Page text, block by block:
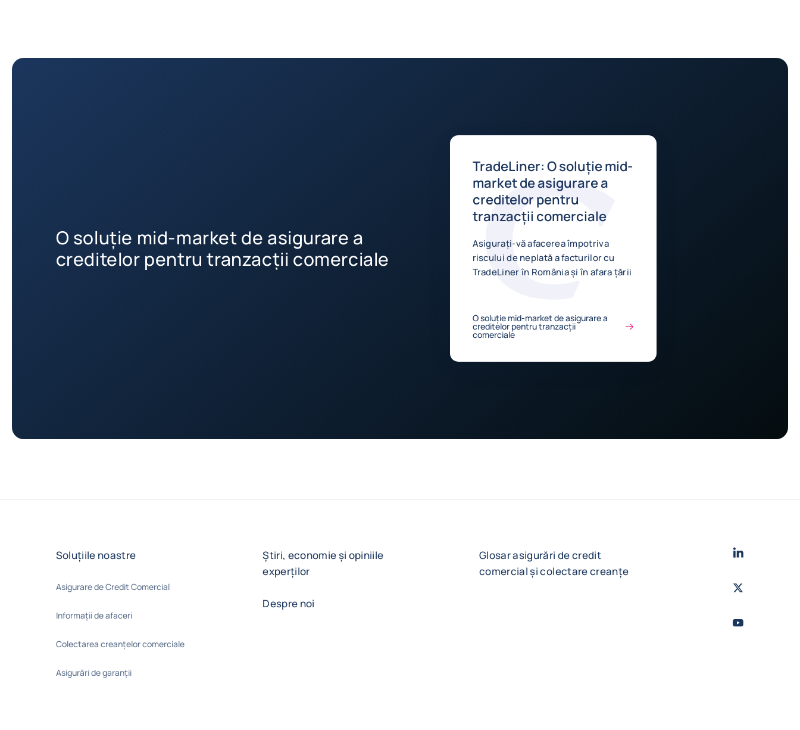
O soluție mid-market de asigurare a
creditelor pentru tranzacții comerciale
TradeLiner: O soluție mid-
market de asigurare a
creditelor pentru
tranzacții comerciale
Asigurați-vă afacerea împotriva
riscului de neplată a facturilor cu
TradeLiner în România și în afara țării
O soluție mid-market de asigurare a
creditelor pentru tranzacții
comerciale
Soluțiile noastre
Asigurare de Credit Comercial
Informații de afaceri
Colectarea creanțelor comerciale
Asigurări de garanții
Știri, economie și opiniile
experților
Despre noi
Glosar asigurări de credit
comercial și colectare creanțe
LinkedIn
Twitter
Youtube